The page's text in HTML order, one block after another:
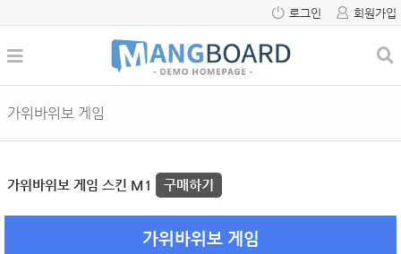
로그인 회원가입
가위바위보 게임
가위바위보 게임 스킨 M1 구매하기
가위바위보 게임